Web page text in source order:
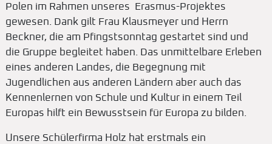
Polen im Rahmen unseres Erasmus-Projektes
gewesen. Dank gilt Frau Klausmeyer und Herrn
Beckner, die am Pfingstsonntag gestartet sind und
die Gruppe begleitet haben. Das unmittelbare Erleben
eines anderen Landes, die Begegnung mit
Jugendlichen aus anderen Ländern aber auch das
Kennenlernen von Schule und Kultur in einem Teil
Europas hilft ein Bewusstsein für Europa zu bilden.
Unsere Schülerfirma Holz hat erstmals ein